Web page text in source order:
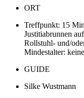
ORT
Treffpunkt: 15
Justitiabrunnen
Rollstuhl- und/
Mindestalter:
GUIDE
Silke Wustmann